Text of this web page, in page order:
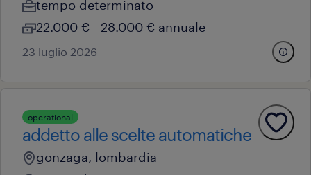
tempo determinato
22.000 € - 28.000 € annuale
23 luglio 2026
operational
addetto alle scelte automatiche
gonzaga, lombardia